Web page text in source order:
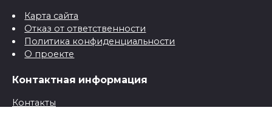
Карта сайта
Отказ от ответственности
Политика конфиденциальности
О проекте
Контактная информация
Контакты